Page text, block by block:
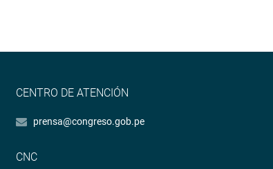
CENTRO DE ATENCIÓN
prensa@congreso.gob.pe
CNC